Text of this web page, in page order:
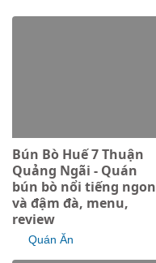
Bún Bò Huế 7 Thuận
Quảng Ngãi - Quán
bún bò nổi tiếng ngon
và đậm đà, menu,
review
Quán Ăn